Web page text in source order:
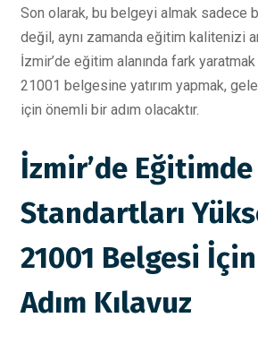
Son olarak, bu belgeyi almak sadece
değil, aynı zamanda eğitim kalitenizi
İzmir’de eğitim alanında fark
21001 belgesine yatırım yapmak,
için önemli bir adım olacaktır.
İzmir’de Eğitimde
Standartları
21001 Belgesi İçin
Adım Kılavuz